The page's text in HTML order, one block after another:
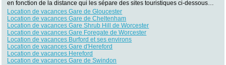
en fonction de la distance qui les sépare des sites touristiques ci-dessous…
Location de vacances Gare de Gloucester
Location de vacances Gare de Cheltenham
Location de vacances Gare Shrub Hill de Worcester
Location de vacances Gare Foregate de Worcester
Location de vacances Burford et ses environs
Location de vacances Gare d'Hereford
Location de vacances Hereford
Location de vacances Gare de Swindon